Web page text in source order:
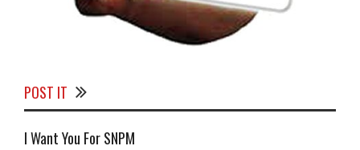
POST IT
I Want You For SNPM